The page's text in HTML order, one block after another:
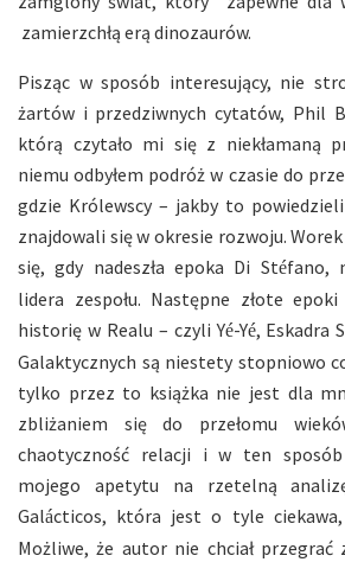
zamierzchłą erą dinozaurów.
Pisząc w sposób interesujący, nie
żartów i przedziwnych cytatów, Phil
którą czytało mi się z niekłamaną
niemu odbyłem podróż w czasie do
gdzie Królewscy – jakby to
znajdowali się w okresie rozwoju.
się, gdy nadeszła epoka Di Stéfano,
lidera zespołu. Następne złote
historię w Realu – czyli Yé-Yé, Eskadra
Galaktycznych są niestety stopniowo
tylko przez to książka nie jest dla
zbliżaniem się do przełomu
chaotyczność relacji i w ten
mojego apetytu na rzetelną
Galácticos, która jest o tyle ciekawa,
Możliwe, że autor nie chciał